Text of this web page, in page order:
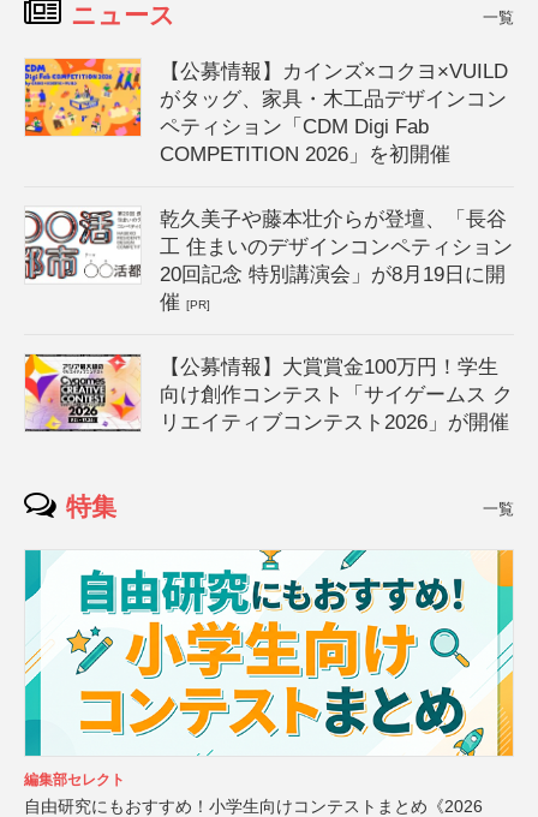
ニュース 一覧
【公募情報】カインズ×コクヨ×VUILD
がタッグ、家具・木工品デザインコン
ペティション「CDM Digi Fab
COMPETITION 2026」を初開催
乾久美子や藤本壮介らが登壇、「長谷
工 住まいのデザインコンペティション
20回記念 特別講演会」が8月19日に開
催[PR]
【公募情報】大賞賞金100万円！学生
向け創作コンテスト「サイゲームス ク
リエイティブコンテスト2026」が開催
特集 一覧
編集部セレクト
自由研究にもおすすめ！小学生向けコンテストまとめ《2026